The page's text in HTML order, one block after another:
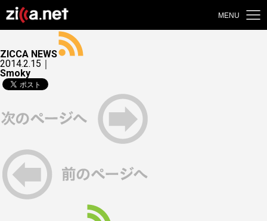
MENU
ZICCA NEWS
2014.2.15｜
Smoky